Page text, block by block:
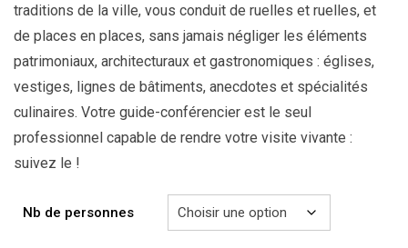
traditions de la ville, vous conduit de ruelles et ruelles, et
de places en places, sans jamais négliger les éléments
patrimoniaux, architecturaux et gastronomiques : églises,
vestiges, lignes de bâtiments, anecdotes et spécialités
culinaires. Votre guide-conférencier est le seul
professionnel capable de rendre votre visite vivante :
suivez le !
Nb de personnes